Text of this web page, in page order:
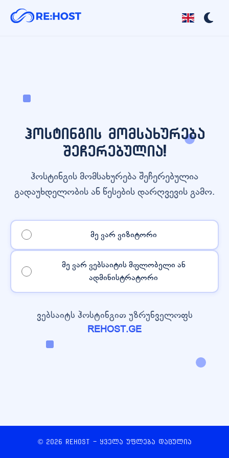
ჰოსტინგის მომსახურება
შეჩერებულია!
ჰოსტინგის მომსახურება შეჩერებულია
გადაუხდელობის ან წესების დარღვევის გამო.
მე ვარ ვიზიტორი
მე ვარ ვებსაიტის მფლობელი ან
ადმინისტრატორი
ვებსაიტს ჰოსტინგით უზრუნველოფს
REHOST.GE
© 2026 REHOST - ყველა უფლება დაცულია